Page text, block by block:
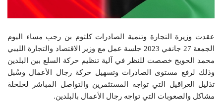
عقدت وزيرة التجارة وتنمية الصادرات كلثوم بن رجب مساء اليوم
الجمعة 27 جانفي 2023 جلسة عمل مع وزير الاقتصاد والتجارة الليبي
محمد الحويج خصصت للنظر في آلية تنظيم حركة السلع بين البلدين
وذلك لرفع مستوى الصادرات وتسهيل حركة رجال الأعمال وسُبل
تذليل العراقيل التي تواجه المستثمرين والتواصل المباشر لحلحلة
مشاكل والصعوبات التي تواجه رجال الأعمال بالبلدين.